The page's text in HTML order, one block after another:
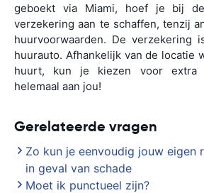
geboekt via Miami, hoef je bij
verzekering aan te schaffen, tenzij
huurvoorwaarden. De verzekering
huurauto. Afhankelijk van de locatie
huurt, kun je kiezen voor extra
helemaal aan jou!
Gerelateerde vragen
Zo kun je eenvoudig jouw eigen
in geval van schade
Moet ik punctueel zijn?